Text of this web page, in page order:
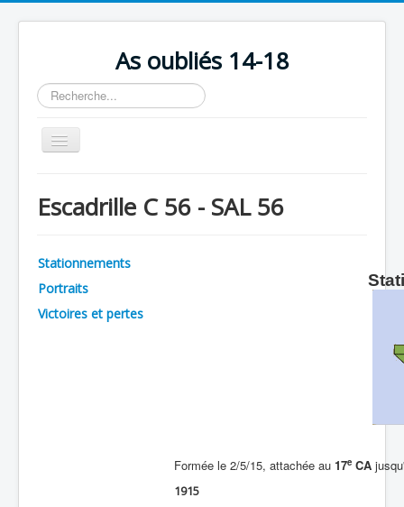
As oubliés 14-18
Rechercher
Basculer
la
Chronologie
Avions
Escadrille C 56 - SAL 56
Stationnements
Portraits
Victoires et pertes
Formée le 2/5/15, attachée au 17e CA
1915